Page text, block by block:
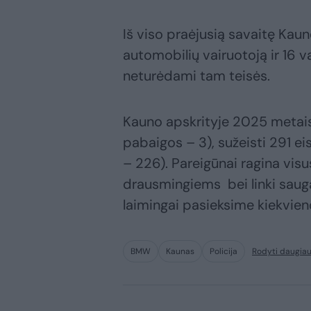
Iš viso praėjusią savaitę
automobilių vairuotoją ir 16
neturėdami tam teisės.
Kauno apskrityje 2025
pabaigos – 3), sužeisti 291
– 226). Pareigūnai ragina
drausmingiems bei linki
laimingai pasieksime
BMW Kaunas Policija Rodyti